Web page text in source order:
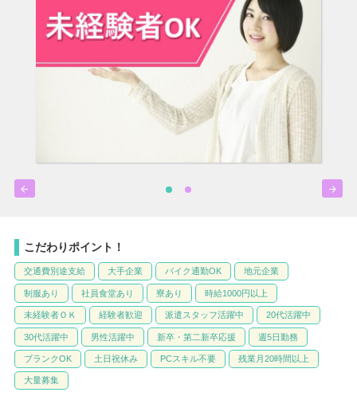
 
こだわりポイント！
交通費別途支給 大手企業 バイク通勤OK 地元企業
制服あり 社員食堂あり 寮あり 時給1000円以上
未経験者ＯＫ 経験者歓迎 派遣スタッフ活躍中 20代活躍中
30代活躍中 男性活躍中 新卒・第二新卒応援 週5日勤務
ブランクOK 土日祝休み PCスキル不要 残業月20時間以上
大量募集